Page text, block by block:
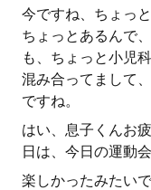
今ですね、ちょっ
ちょっとあるんで
も、ちょっと小児
混み合ってまして
ですね。
はい、息子くんお
日は、今日の運動
楽しかったみたい